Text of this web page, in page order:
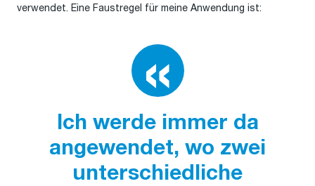
verwendet. Eine Faustregel für meine Anwendung ist:
Ich werde immer da
angewendet, wo zwei
unterschiedliche